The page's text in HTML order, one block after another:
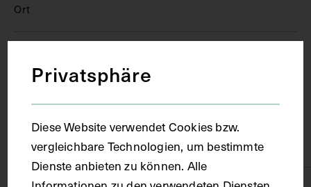
Ort
Karton
Privatsphäre
Diese Website verwendet Cookies bzw.
vergleichbare Technologien, um bestimmte
Dienste anbieten zu können. Alle